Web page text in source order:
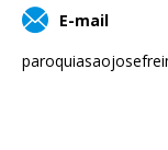
E-mail